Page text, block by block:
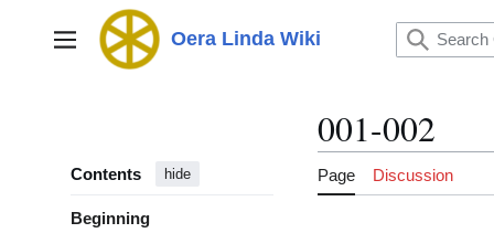
Main menu Oera Linda Wiki
Contents hide
Beginning
001-002
Page Discussion